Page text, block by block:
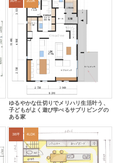
36坪～39坪 2LDK
ゆるやかな仕切りでメリハリ生活叶う、
子どもがよく遊び学べるサブリビングの
ある家
38坪 4LDK